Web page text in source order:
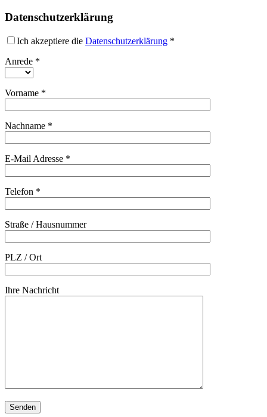
Datenschutzerklärung
Ich akzeptiere die Datenschutzerklärung *
Anrede *
Vorname *
Nachname *
E-Mail Adresse *
Telefon *
Straße / Hausnummer
PLZ / Ort
Ihre Nachricht